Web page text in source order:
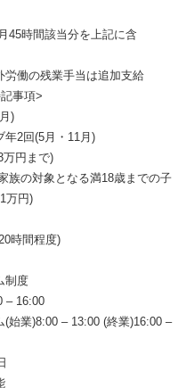
45時間該当分を上記に含
労働の残業手当は追加支給
事項>
)
2回(5月・11月)
円まで)
族の対象となる満18歳までの子
万円)
時間程度)
制度
– 16:00
(始業)8:00 – 13:00 (終業)16:00 –